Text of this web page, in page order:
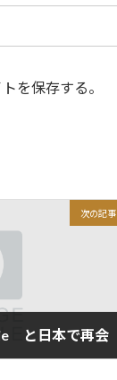
を保存する。
次の記事
と日本で再会